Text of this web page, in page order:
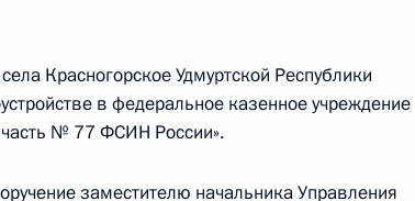
данное по итогам личного приёма в режиме
Федерации советником Президента
Красногорское Удмуртской Республики
в федеральное казенное учреждение
№ 77 ФСИН России».
заместителю начальника Управления